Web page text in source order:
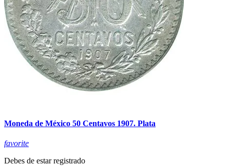
Moneda de México 50 Centavos 1907. Plata
favorite
Debes de estar registrado